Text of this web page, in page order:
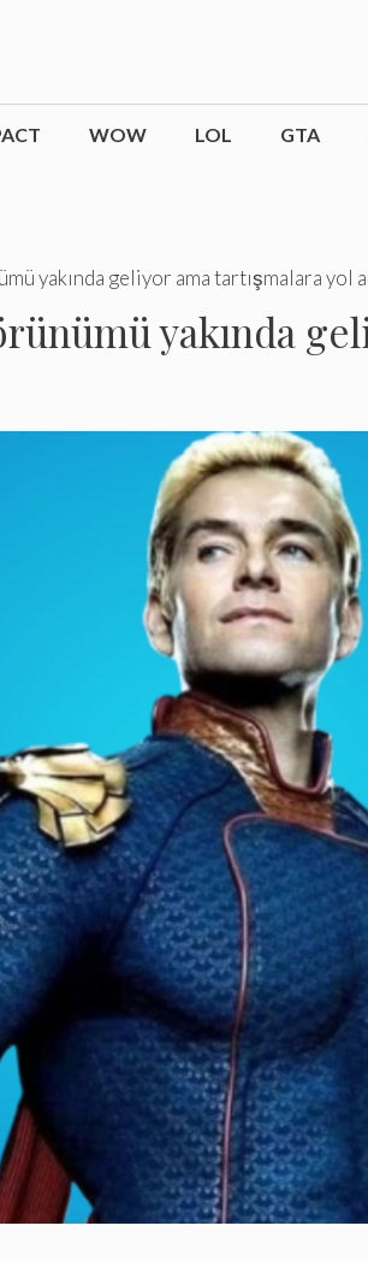
WOW LOL GTA
yakında geliyor ama tartışmalara yol
yakında